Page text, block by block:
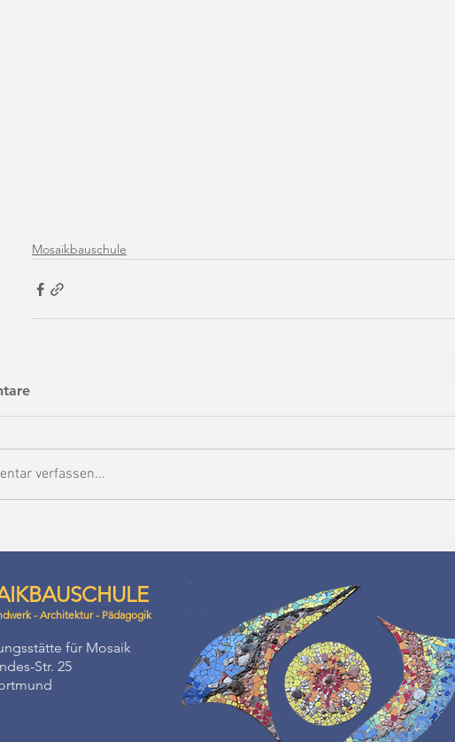
Mosaikbauschule
verfassen...
- Architektur - Pädagogik
für Mosaik
Str. 25